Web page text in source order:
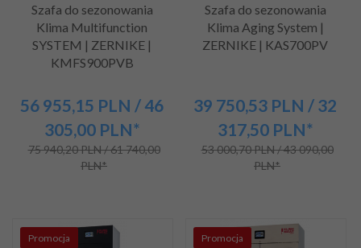
Szafa do sezonowania
Klima Multifunction
SYSTEM | ZERNIKE |
KMFS900PVB
56 955,15 PLN / 46
305,00 PLN*
75 940,20 PLN / 61 740,00
PLN*
Szafa do sezonowania
Klima Aging System |
ZERNIKE | KAS700PV
39 750,53 PLN / 32
317,50 PLN*
53 000,70 PLN / 43 090,00
PLN*
Promocja Promocja